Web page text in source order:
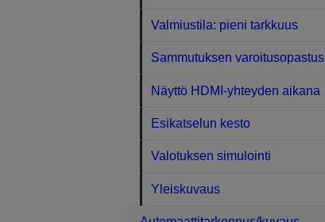
Valmiustila: pieni tarkkuus
Sammutuksen varoitusopastus
Näyttö HDMI-yhteyden aikana
Esikatselun kesto
Valotuksen simulointi
Yleiskuvaus